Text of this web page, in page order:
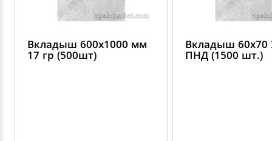
Вкладыш 600х1000 мм
17 гр (500шт)
Вкладыш 60х70
ПНД (1500 шт.)